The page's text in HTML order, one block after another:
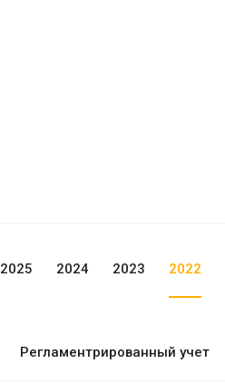
2025 2024 2023 2022
Регламентрированный учет